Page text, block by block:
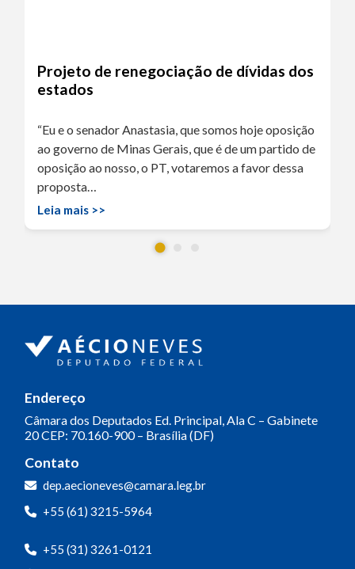
Projeto de renegociação de dívidas dos
estados
“Eu e o senador Anastasia, que somos hoje oposição
ao governo de Minas Gerais, que é de um partido de
oposição ao nosso, o PT, votaremos a favor dessa
proposta…
Leia mais >>
Endereço
Câmara dos Deputados Ed. Principal, Ala C – Gabinete
20CEP: 70.160-900 – Brasília (DF)
Contato
dep.aecioneves@camara.leg.br
+55 (61) 3215-5964
+55 (31) 3261-0121